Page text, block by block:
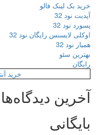
خرید بک لینک فالو
آپدیت نود 32
پسورد نود 32
اوکلی لایسنس رایگان نود 32
همیار نود 32
بهترین سئو
رایگان
خرید
آخرین دیدگاه‌ها
بایگانی